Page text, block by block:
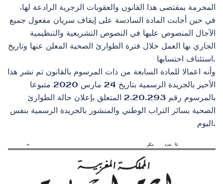
المجرمة بمقتضى هذا القانون والعقوبات الزجرية الرادعة لها،
في حين أجابت المادة السادسة على إيقاف سريان مفعول جميع
الآجال المنصوص عليها في النصوص التشريعية والتنظيمية
الجاري بها العمل خلال فترة الطوارئ الصحية المعلن عنها وتاريخ
استئناف احتسابها.
وأنه اعمالا للمادة السابعة من ذات المرسوم بالقانون تم نشر هذا
الأخير بالجريدة الرسمية بتاريخ 24 مارس 2020 متبوعا
بالمرسوم رقم 2.20.293 المتعلق بإعلان حالة الطوارئ
الصحية بسائر التراب الوطني والمنشور بالجريدة الرسمية بنفس
اليوم.